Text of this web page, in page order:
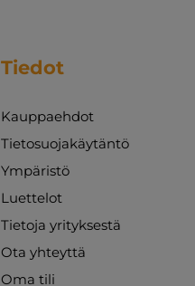
Tiedot
Kauppaehdot
Tietosuojakäytäntö
Ympäristö
Luettelot
Tietoja yrityksestä
Ota yhteyttä
Oma tili